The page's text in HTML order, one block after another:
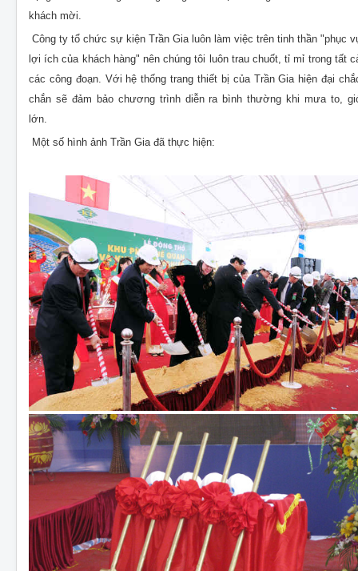
khách mời.
Công ty tổ chức sự kiện Trần Gialuôn làm việc trên tinh thần "phục
lợi ích của khách hàng" nên chúng tôi luôn trau chuốt, tỉ mỉ trong tất
các công đoạn. Với hệ thống trang thiết bị của Trần Gia hiện đại
chắn sẽ đảm bảo chương trình diễn ra bình thường khi mưa to,
lớn.
Một số hình ảnh Trần Gia đã thực hiện: